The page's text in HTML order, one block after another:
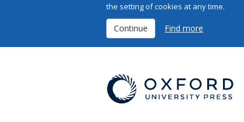
the setting of cookies at any time.
Continue Find more